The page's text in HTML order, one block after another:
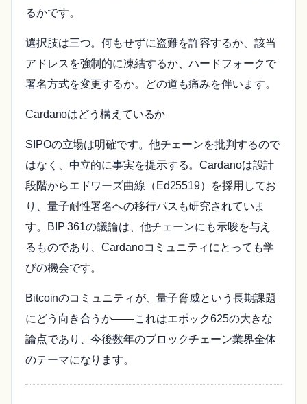
るかです。
選択肢は三つ。何もせずに盗難を許容するか、該当
アドレスを強制的に凍結するか、ハードフォークで
署名方式を変更するか。どの道も痛みを伴います。
Cardanoはどう構えているか
SIPOの立場は明確です。他チェーンを批判するので
はなく、中立的に事実を提示する。Cardanoは設計
段階からエドワーズ曲線（Ed25519）を採用してお
り、量子耐性署名への移行パスも研究されていま
す。BIP 361の議論は、他チェーンにも示唆を与え
るものであり、Cardanoコミュニティにとっても学
びの機会です。
Bitcoinのコミュニティが、量子脅威という長期課題
にどう向き合うか——これはエポック625の大きな
論点であり、今後数年のブロックチェーン業界全体
のテーマになります。